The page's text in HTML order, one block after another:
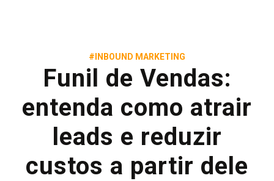
#INBOUND MARKETING
Funil de Vendas:
entenda como atrair
leads e reduzir
custos a partir dele